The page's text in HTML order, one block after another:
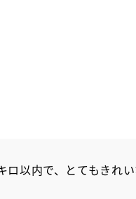
ロ以内で、とてもきれ